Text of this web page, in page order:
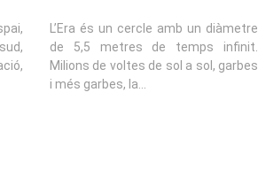
L’Era és un cercle amb un diàmetre
de 5,5 metres de temps infinit.
Milions de voltes de sol a sol, garbes
i més garbes, la...